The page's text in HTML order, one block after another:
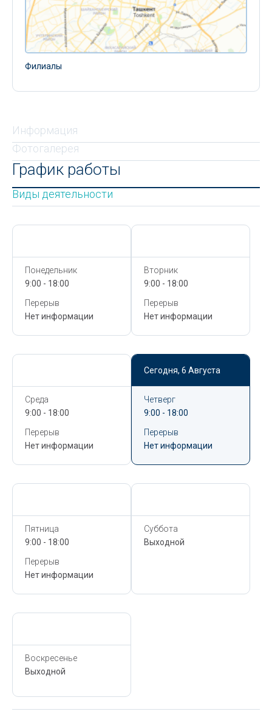
Филиалы
Информация
Фотогалерея
График работы
Виды деятельности
Понедельник
9:00 - 18:00
Перерыв
Нет информации
Вторник
9:00 - 18:00
Перерыв
Нет информации
Среда
9:00 - 18:00
Перерыв
Нет информации
Сегодня, 6 Августа
Четверг
9:00 - 18:00
Перерыв
Нет информации
Пятница
9:00 - 18:00
Перерыв
Нет информации
Суббота
Выходной
Воскресенье
Выходной